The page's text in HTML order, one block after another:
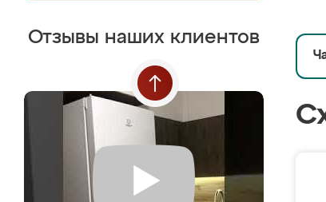
Отзывы наших клиентов